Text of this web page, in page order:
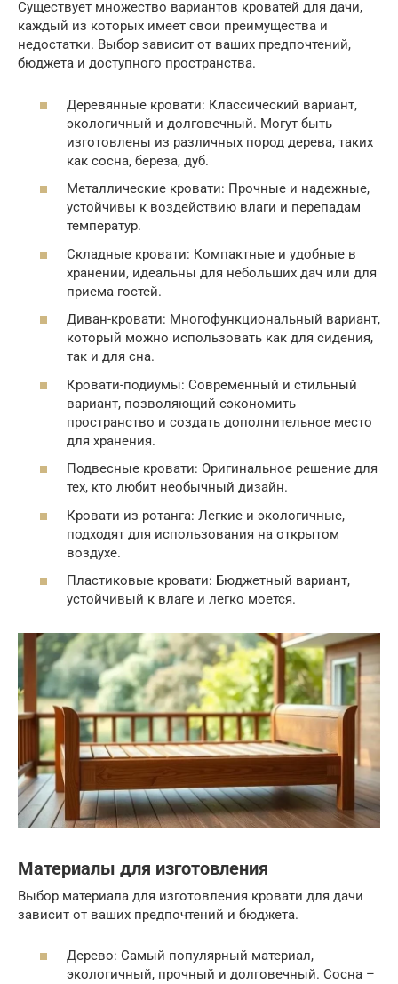
Существует множество вариантов кроватей для дачи,
каждый из которых имеет свои преимущества и
недостатки. Выбор зависит от ваших предпочтений,
бюджета и доступного пространства.
Деревянные кровати: Классический вариант,
экологичный и долговечный. Могут быть
изготовлены из различных пород дерева, таких
как сосна, береза, дуб.
Металлические кровати: Прочные и надежные,
устойчивы к воздействию влаги и перепадам
температур.
Складные кровати: Компактные и удобные в
хранении, идеальны для небольших дач или для
приема гостей.
Диван-кровати: Многофункциональный вариант,
который можно использовать как для сидения,
так и для сна.
Кровати-подиумы: Современный и стильный
вариант, позволяющий сэкономить
пространство и создать дополнительное место
для хранения.
Подвесные кровати: Оригинальное решение для
тех, кто любит необычный дизайн.
Кровати из ротанга: Легкие и экологичные,
подходят для использования на открытом
воздухе.
Пластиковые кровати: Бюджетный вариант,
устойчивый к влаге и легко моется.
Материалы для изготовления
Выбор материала для изготовления кровати для дачи
зависит от ваших предпочтений и бюджета.
Дерево: Самый популярный материал,
экологичный, прочный и долговечный. Сосна –